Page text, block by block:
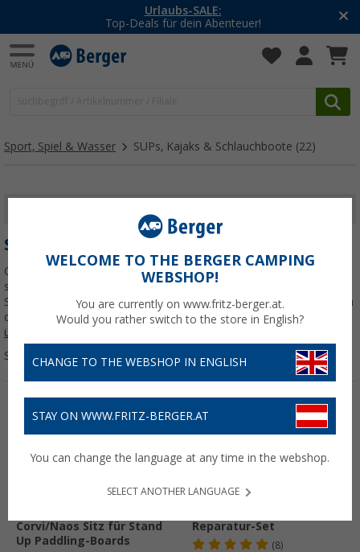
-20% auf Kleidung und Schuhe
Mit dem Aktionscode20SSV
Sport, Spiel & Wasser SUPs, Kajaks & Schlauchboote (22)
SUPS, KAJAKS & SCHLAUCHBOOTE
Ob beim Campingurlaub, am Badesee, im Strandurlaub oder bei
spontanen Ausflügen aufs Wasser – mit SUPs, Kajaks und
Schlauchbooten genießt du aktive Freizeit auf Seen, Flüssen und an
der Küste. Entdecke aufblasbare Boards, Kajaks undJetzt mehr
über unsere Kategorie
Sortieren:
%
Corvi/Naos Sitz für Stand
Up Paddling-Boards
%
Reparatur-Set
(8)
WELCOME TO THE BERGER CAMPING
WEBSHOP!
You are currently on www.fritz-berger.at.
Would you rather switch to the store in English?
CHANGE TO THE WEBSHOP IN ENGLISH
STAY ON WWW.FRITZ-BERGER.AT
You can change the language at any time in the webshop.
SELECT ANOTHER LANGUAGE